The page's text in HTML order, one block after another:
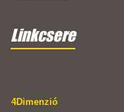
Linkcsere
4Dimenzió